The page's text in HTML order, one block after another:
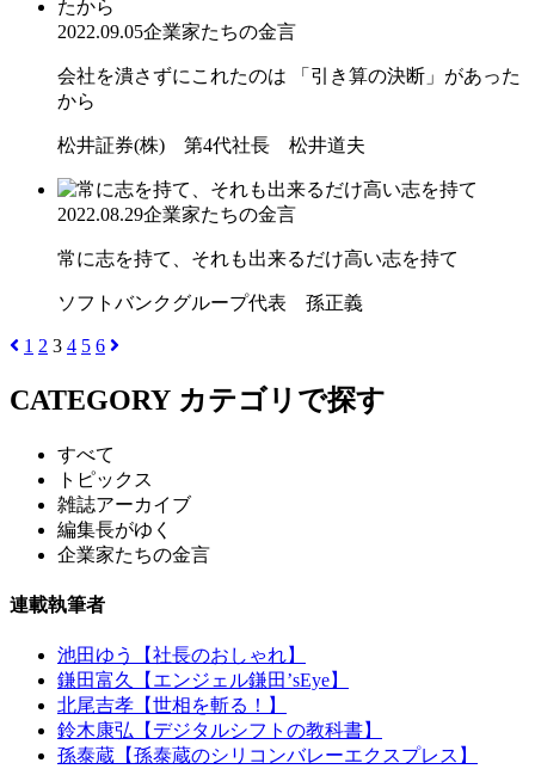
2022.09.05企業家たちの金言
会社を潰さずにこれたのは 「引き算の決断」があった
から
松井証券(株) 第4代社長 松井道夫
2022.08.29企業家たちの金言
常に志を持て、それも出来るだけ高い志を持て
ソフトバンクグループ代表 孫正義
1 2 3 4 5 6
CATEGORY カテゴリで探す
すべて
トピックス
雑誌アーカイブ
編集長がゆく
企業家たちの金言
連載執筆者
池田ゆう【社長のおしゃれ】
鎌田富久【エンジェル鎌田’sEye】
北尾吉孝【世相を斬る！】
鈴木康弘【デジタルシフトの教科書】
孫泰蔵【孫泰蔵のシリコンバレーエクスプレス】